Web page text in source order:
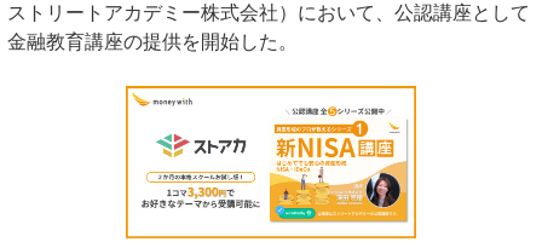
ストリートアカデミー株式会社）において、公認講座として
金融教育講座の提供を開始した。